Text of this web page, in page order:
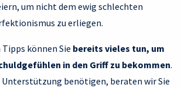
um nicht dem ewig schlechten
zu erliegen.
können Sie bereits vieles tun, um
in den Griff zu bekommen.
benötigen, beraten wir Sie